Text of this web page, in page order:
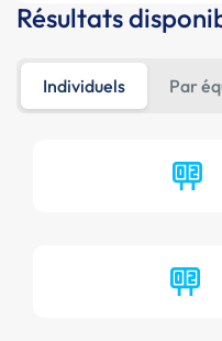
Résultats
Individuels Par